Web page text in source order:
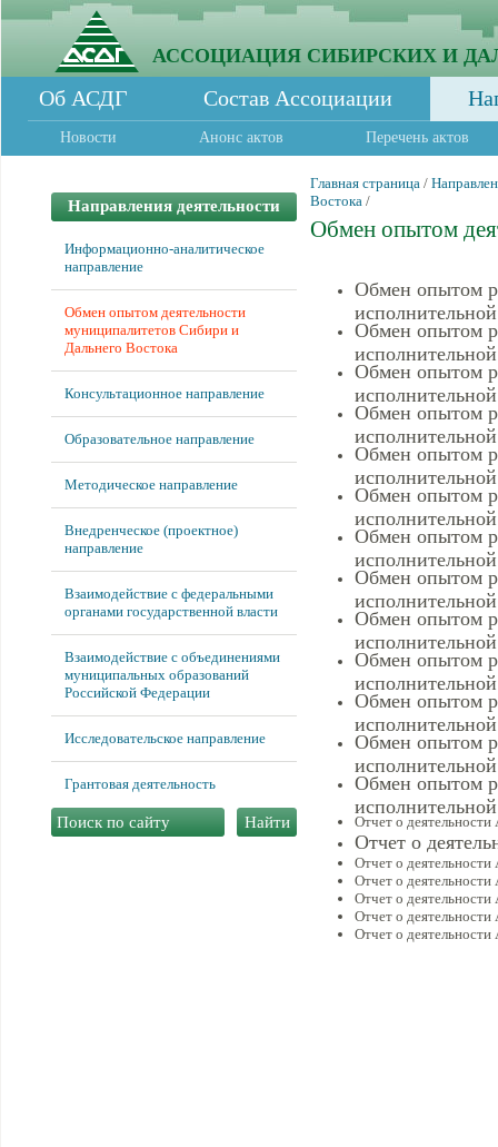
АССОЦИАЦИЯ СИБИРСКИХ И
Об АСДГ Состав Ассоциации
Новости Анонс актов Перечень актов
Направления деятельности
Информационно-аналитическое
направление
Обмен опытом деятельности
муниципалитетов Сибири и
Дальнего Востока
Консультационное направление
Образовательное направление
Методическое направление
Внедренческое (проектное)
направление
Взаимодействие с федеральными
органами государственной власти
Взаимодействие с объединениями
муниципальных образований
Российской Федерации
Исследовательское направление
Грантовая деятельность
Главная страница /
Востока /
Обмен опытом
Обмен опытом
Обмен опытом
Обмен опытом
Обмен опытом
Обмен опытом
Обмен опытом
Обмен опытом
Обмен опытом
Обмен опытом
Обмен опытом
Обмен опытом
Обмен опытом
Обмен опытом
Отчет о
Отчет о
Отчет о
Отчет о
Отчет о
Отчет о
Отчет о